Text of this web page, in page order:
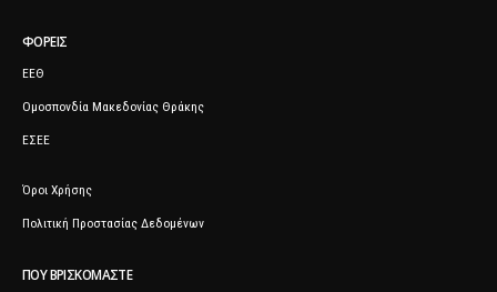
ΦΟΡΕΊΣ
ΕΕΘ
Ομοσπονδία Μακεδονίας Θράκης
ΕΣΕΕ
Όροι Χρήσης
Πολιτική Προστασίας Δεδομένων
ΠΟΥ ΒΡΙΣΚΌΜΑΣΤΕ